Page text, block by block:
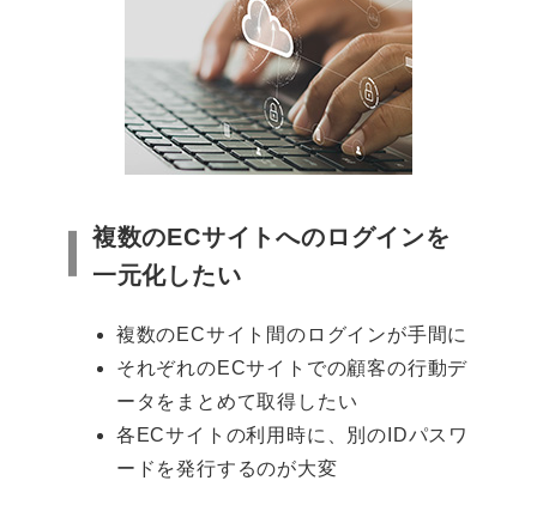
複数のECサイトへのログインを
一元化したい
複数のECサイト間のログインが手間に
それぞれのECサイトでの顧客の行動デ
ータをまとめて取得したい
各ECサイトの利用時に、別のIDパスワ
ードを発行するのが大変